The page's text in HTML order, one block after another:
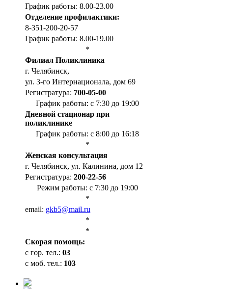
График работы: 8.00-23.00
Отделение профилактики:
8-351-200-20-57
График работы: 8.00-19.00
*
Филиал Поликлиника
г. Челябинск,
ул. 3-го Интернационала, дом 69
Регистратура: 700-05-00
График работы: с 7:30 до 19:00
Дневной стационар при
поликлинике
График работы: с 8:00 до 16:18
*
Женская консультация
г. Челябинск, ул. Калинина, дом 12
Регистратура: 200-22-56
Режим работы: с 7:30 до 19:00
*
email: gkb5@mail.ru
*
*
Cкорая помощь:
с гор. тел.: 03
с моб. тел.: 103